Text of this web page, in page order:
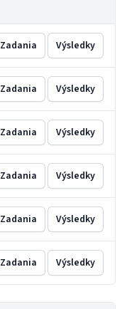
Zadania Výsledky
Zadania Výsledky
Zadania Výsledky
Zadania Výsledky
Zadania Výsledky
Zadania Výsledky